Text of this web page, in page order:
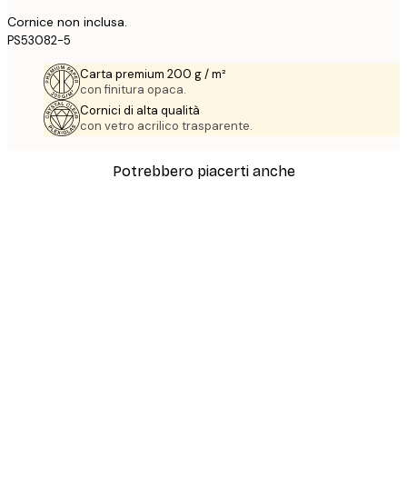
Cornice non inclusa.
PS53082-5
Carta premium 200 g / m²
con finitura opaca.
Cornici di alta qualità
con vetro acrilico trasparente.
Potrebbero piacerti anche